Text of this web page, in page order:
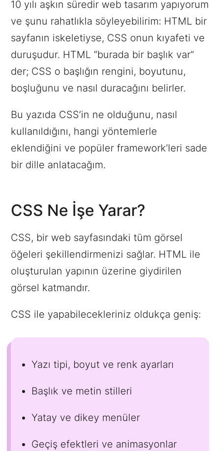
10 yılı aşkın süredir web tasarım yapıyorum
ve şunu rahatlıkla söyleyebilirim: HTML bir
sayfanın iskeletiyse, CSS onun kıyafeti ve
duruşudur. HTML “burada bir başlık var”
der; CSS o başlığın rengini, boyutunu,
boşluğunu ve nasıl duracağını belirler.
Bu yazıda CSS’in ne olduğunu, nasıl
kullanıldığını, hangi yöntemlerle
eklendiğini ve popüler framework’leri sade
bir dille anlatacağım.
CSS Ne İşe Yarar?
CSS, bir web sayfasındaki tüm görsel
öğeleri şekillendirmenizi sağlar. HTML ile
oluşturulan yapının üzerine giydirilen
görsel katmandır.
CSS ile yapabilecekleriniz oldukça geniş:
Yazı tipi, boyut ve renk ayarları
Başlık ve metin stilleri
Yatay ve dikey menüler
Geçiş efektleri ve animasyonlar